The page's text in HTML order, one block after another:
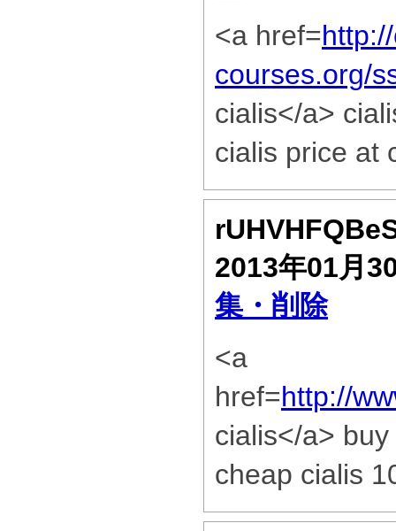
<a href=
courses.org/
cialis</a>
cialis price at
2013年01月
集・削除
<a
href=http://
cialis</a>
cheap cialis